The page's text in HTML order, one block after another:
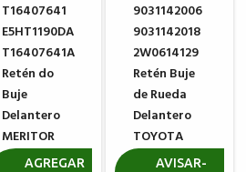
T16407641
E5HT1190DA
T16407641A
Retén do
Buje
Delantero
MERITOR
A1205L1338
AGREGAR
9031142006
9031142018
2W0614129
Retén Buje
de Rueda
Delantero
TOYOTA
6FD20AVISAR-